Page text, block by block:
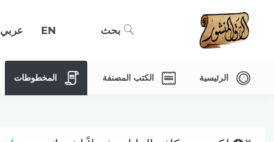
بحث EN عربي
الرئيسية الكتب المصنفة المخطوطات